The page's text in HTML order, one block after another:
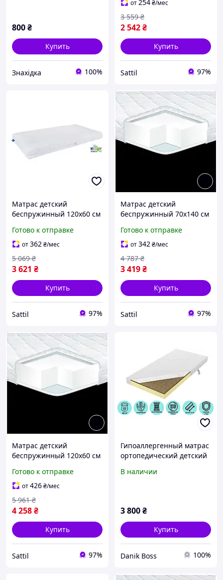
800₴
Купить
Знахідка 100%
10652
от254₴/мес
2 542₴
3 559 ₴
Купить
Sattil 97%
Матрас детский
беспружинный 120х60 см
гипоаллергенный
Eurosleep PS-10653
Готово к отправке
от362₴/мес
3 621 ₴
5 069 ₴
Купить
Sattil 97%
Матрас детский
беспружинный 70х140 см
кроватки
гипоаллергенный
Eurosleep PS-10872
Готово к отправке
от342₴/мес
3 419₴
4 787 ₴
Купить
Sattil 97%
Матрас детский
беспружинный 120х60 см
Eurosleep PS-10873
Готово к отправке
от426₴/мес
4 258₴
5 961 ₴
Купить
Sattil 97%
Гипоаллергенный матрас
ортопедический детский
Пенка - Кокос 180х80х10
В наличии
3 800₴
Купить
Danik Boss 100%